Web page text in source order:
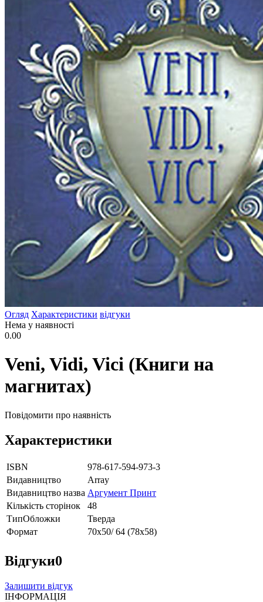
Огляд Характеристики відгуки
Нема у наявності
0.00
Veni, Vidi, Vici (Книги на
магнитах)
Повідомити про наявність
Характеристики
ISBN
978-617-594-973-3
Видавництво
Array
Видавництво назва Аргумент Принт
Кількість сторінок
48
ТипОбложки
Тверда
Формат
70х50/ 64 (78х58)
Відгуки0
Залишити відгук
ІНФОРМАЦІЯ